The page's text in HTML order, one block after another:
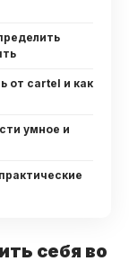
от cartel и как
умное и
себя во